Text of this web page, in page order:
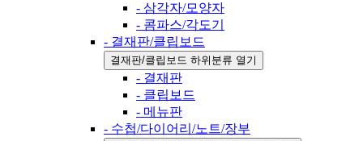
- 삼각자/모양자
- 콤파스/각도기
- 결재판/클립보드
결재판/클립보드 하위분류 열기
- 결재판
- 클립보드
- 메뉴판
- 수첩/다이어리/노트/장부